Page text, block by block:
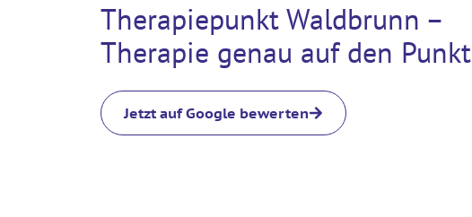
Therapiepunkt Waldbrunn –
Therapie genau auf den Punkt
Jetzt auf Google bewerten